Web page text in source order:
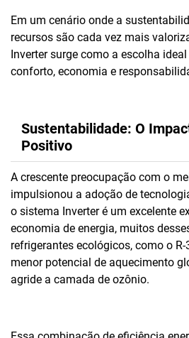
Em um cenário onde a
recursos são cada vez mais
Inverter surge como a escolha
conforto, economia e
Sustentabilidade: O
Positivo
A crescente preocupação com o
impulsionou a adoção de
o sistema Inverter é um excelente
economia de energia, muitos
refrigerantes ecológicos, como o
menor potencial de aquecimento
agride a camada de ozônio.